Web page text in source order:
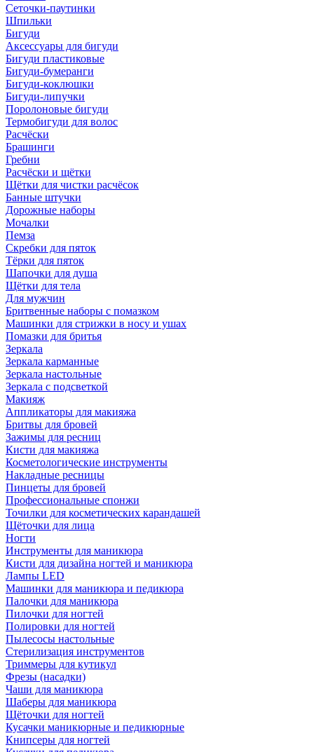
Сеточки-паутинки
Шпильки
Бигуди
Аксессуары для бигуди
Бигуди пластиковые
Бигуди-бумеранги
Бигуди-коклюшки
Бигуди-липучки
Поролоновые бигуди
Термобигуди для волос
Расчёски
Брашинги
Гребни
Расчёски и щётки
Щётки для чистки расчёсок
Банные штучки
Дорожные наборы
Мочалки
Пемза
Скребки для пяток
Тёрки для пяток
Шапочки для душа
Щётки для тела
Для мужчин
Бритвенные наборы с помазком
Машинки для стрижки в носу и ушах
Помазки для бритья
Зеркала
Зеркала карманные
Зеркала настольные
Зеркала с подсветкой
Макияж
Аппликаторы для макияжа
Бритвы для бровей
Зажимы для ресниц
Кисти для макияжа
Косметологические инструменты
Накладные ресницы
Пинцеты для бровей
Профессиональные спонжи
Точилки для косметических карандашей
Щёточки для лица
Ногти
Инструменты для маникюра
Кисти для дизайна ногтей и маникюра
Лампы LED
Машинки для маникюра и педикюра
Палочки для маникюра
Пилочки для ногтей
Полировки для ногтей
Пылесосы настольные
Стерилизация инструментов
Триммеры для кутикул
Фрезы (насадки)
Чаши для маникюра
Шаберы для маникюра
Щёточки для ногтей
Кусачки маникюрные и педикюрные
Книпсеры для ногтей